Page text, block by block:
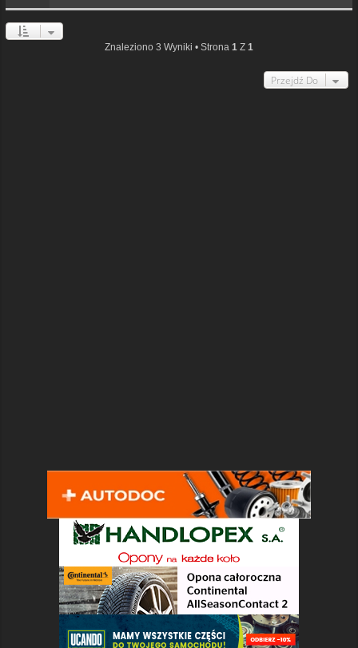
Znaleziono 3 Wyniki • Strona 1 Z 1
Przejdź Do